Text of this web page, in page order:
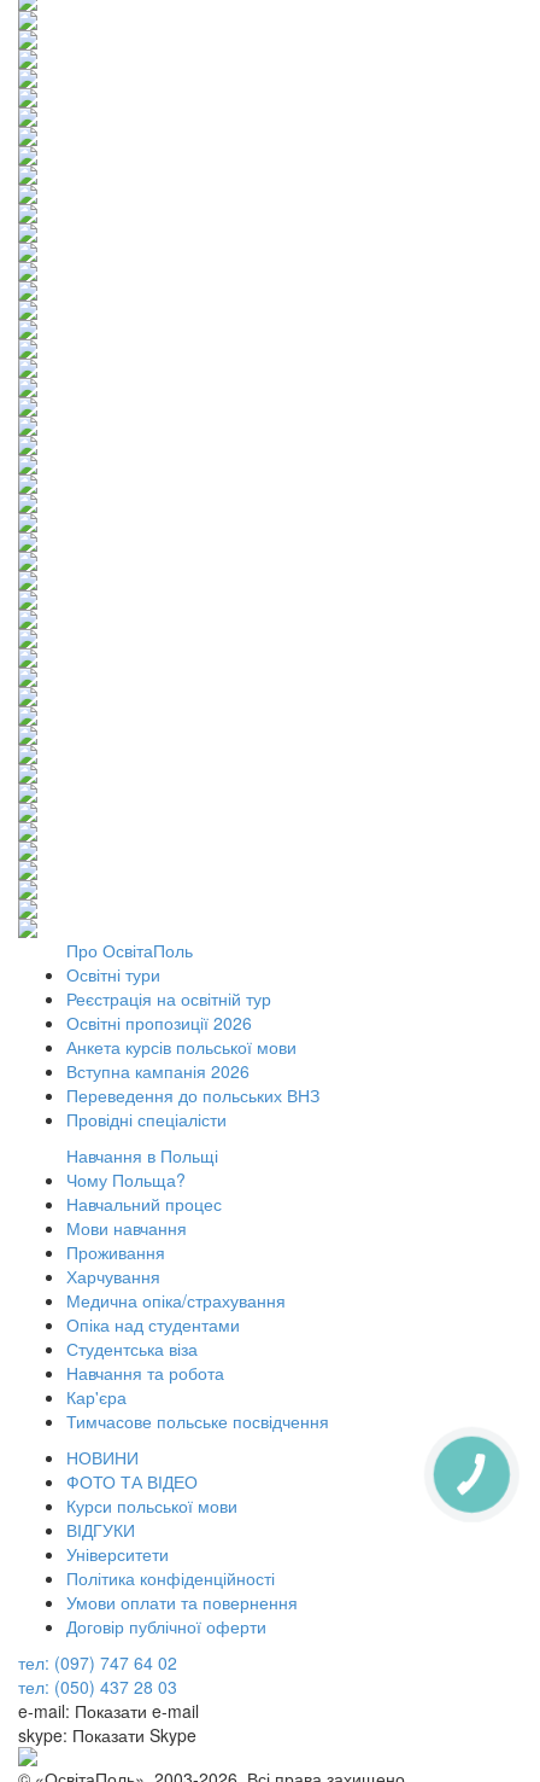
Про ОсвітаПоль
Освітні тури
Реєстрація на освітній тур
Освітні пропозиції 2026
Анкета курсів польської мови
Вступна кампанія 2026
Переведення до польських ВНЗ
Провідні спеціалісти
Навчання в Польщі
Чому Польща?
Навчальний процес
Мови навчання
Проживання
Харчування
Медична опіка/страхування
Опіка над студентами
Студентська віза
Навчання та робота
Кар'єра
Тимчасове польське посвідчення
НОВИНИ
ФОТО ТА ВІДЕО
Курси польської мови
ВІДГУКИ
Університети
Політика конфіденційності
Умови оплати та повернення
Договір публічної оферти
тел: (097) 747 64 02
тел: (050) 437 28 03
e-mail: Показати e-mail
skype: Показати Skype
КНОПКА
ЗВ'ЯЗКУ